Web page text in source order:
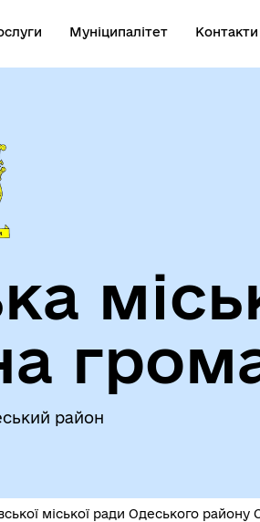
Муніципалітет Контакти
район
міської ради Одеського району